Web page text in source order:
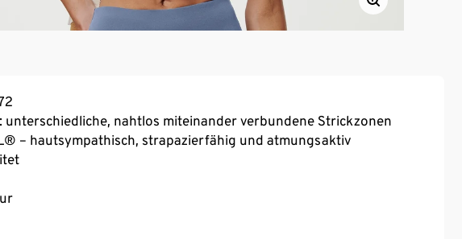
unterschiedliche, nahtlos miteinander verbundene Strickzonen
– hautsympathisch, strapazierfähig und atmungsaktiv
perfekter Sitz bei voller Bewegungsfreiheit